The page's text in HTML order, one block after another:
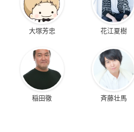
大塚芳忠 花江夏樹
稲田徹 斉藤壮馬